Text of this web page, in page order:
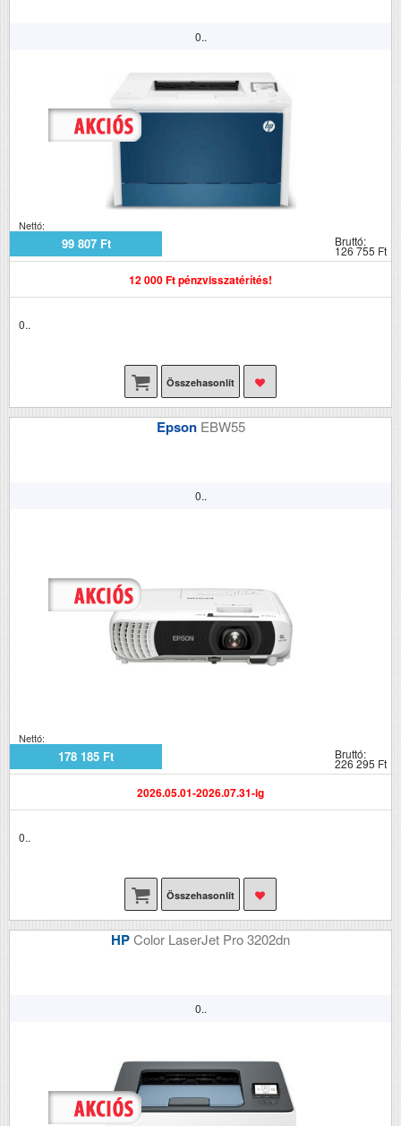
0..
Nettó:
99 807 Ft Bruttó:
126 755 Ft
12 000 Ft pénzvisszatérítés!
0..
Összehasonlít
Epson EBW55
0..
Nettó:
178 185 Ft Bruttó:
226 295 Ft
2026.05.01-2026.07.31-ig
0..
Összehasonlít
HPColor LaserJet Pro 3202dn
0..